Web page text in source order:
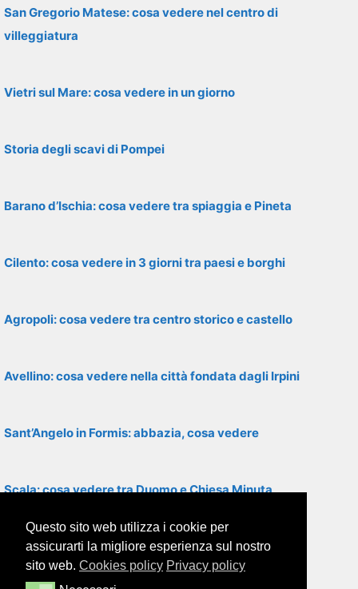
San Gregorio Matese: cosa vedere nel centro di
villeggiatura
Vietri sul Mare: cosa vedere in un giorno
Storia degli scavi di Pompei
Barano d’Ischia: cosa vedere tra spiaggia e Pineta
Cilento: cosa vedere in 3 giorni tra paesi e borghi
Agropoli: cosa vedere tra centro storico e castello
Avellino: cosa vedere nella città fondata dagli Irpini
Sant’Angelo in Formis: abbazia, cosa vedere
Scala: cosa vedere tra Duomo e Chiesa Minuta
Roccamonfina: cosa vedere nel borgo medievale
Questo sito web utilizza i cookie per
assicurarti la migliore esperienza sul nostro
sito web. Cookies policy Privacy policy